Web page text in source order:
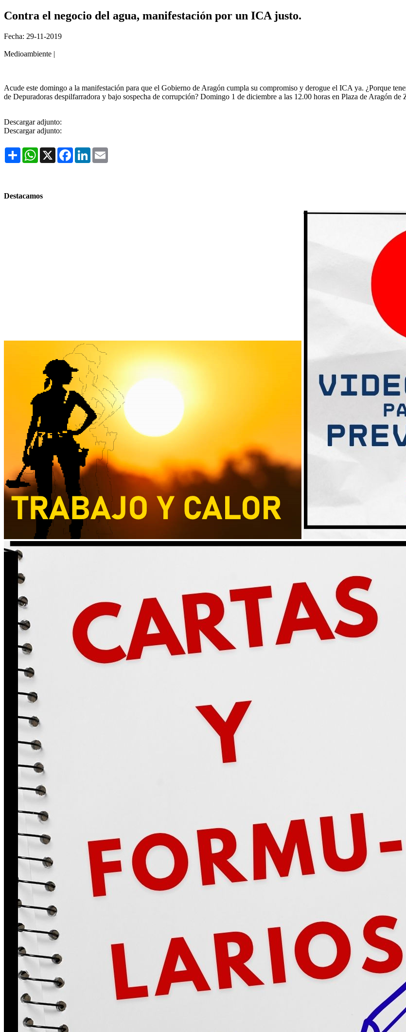
Contra el negocio del agua, manifestación por un ICA justo.
Fecha: 29-11-2019
Medioambiente |
Acude este domingo a la manifestación para que el Gobierno de Aragón cumpla su compromiso y derogue el ICA ya. ¿Porque
de Depuradoras despilfarradora y bajo sospecha de corrupción? Domingo 1 de diciembre a las 12.00 horas en Plaza de Aragón de
Descargar adjunto:
Descargar adjunto:
Share WhatsApp
X FacebookLinkedIn
Destacamos